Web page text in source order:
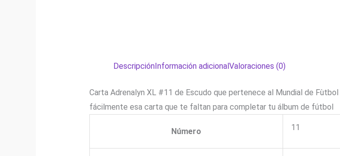
DescripciónInformación adicional Valoraciones (0)
Carta Adrenalyn XL #11 de Escudo que pertenece al Mundial de
fácilmente esa carta que te faltan para completar tu álbum de fútbol
Número 11